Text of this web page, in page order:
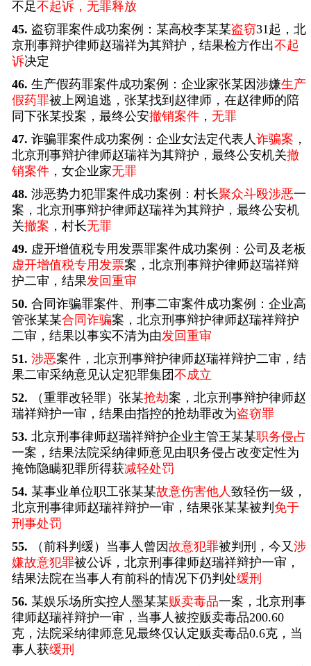
不足不起诉，无罪释放
45. 盗窃罪案件成功案例：某高校李某某盗窃31起，北
京刑事辩护律师赵瑞祥为其辩护，结果检方作出不起
诉决定
46. 生产假药罪案件成功案例：企业家张某因涉嫌生产
假药罪被上网追逃，张某找到赵律师，在赵律师的陪
同下张某投案，最终公安撤销案件 ， 无罪
47. 诈骗罪案件成功案例：企业女法定代表人 诈骗案 ，
北京刑事辩护律师赵瑞祥为其辩护，最终公安机关撤
销案件 ，女企业家无罪
48. 涉恶势力犯罪案件成功案例：村长聚众斗殴涉恶一
案，北京刑事辩护律师赵瑞祥为其辩护，最终公安机
关撤案 ，村长无罪
49. 虚开增值税专用发票罪案件成功案例：公司及老板
虚开增值税专用发票案，北京刑事辩护律师赵瑞祥辩
护二审，结果发回重审
50. 合同诈骗罪案件、刑事二审案件成功案例：企业高
管张某某合同诈骗案，北京刑事辩护律师赵瑞祥辩护
二审，结果以事实不清为由发回重审
51. 涉恶案件，北京刑事辩护律师赵瑞祥辩护二审，结
果二审采纳意见认定犯罪集团不成立
52.
（重罪改轻罪）张某抢劫案，北京刑事辩护律师赵
瑞祥辩护一审，结果由指控的抢劫罪改为盗窃罪
53. 北京刑事律师赵瑞祥辩护企业主管王某某职务侵占
一案，结果法院采纳律师意见由职务侵占改变定性为
掩饰隐瞒犯罪所得获减轻处罚
54. 某事业单位职工张某某故意伤害他人 致轻伤一级，
北京刑事律师赵瑞祥辩护一审，结果张某某被判 免于
刑事处罚
55.
（前科判缓）当事人曾因故意犯罪被判刑，今又 涉
嫌故意犯罪被公诉，北京刑事律师赵瑞祥辩护一审，
结果法院在当事人有前科的情况下仍判处缓刑
56. 某娱乐场所实控人墨某某贩卖毒品一案，北京刑事
律师赵瑞祥辩护一审，当事人被控贩卖毒品200.60
克，法院采纳律师意见最终仅认定贩卖毒品0.6克，当
事人获缓刑